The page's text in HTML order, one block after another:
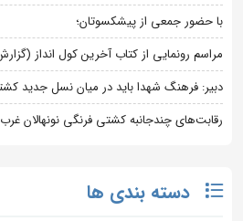
با حضور جمعی از پیشکسوتان؛
مراسم رونمایی از کتاب آخرین کول انداز
دبیر: فرهنگ شهدا باید در میان نسل جدید
رقابت‌های چندجانبه کشتی فرنگی نونهالان
دسته بندی ها